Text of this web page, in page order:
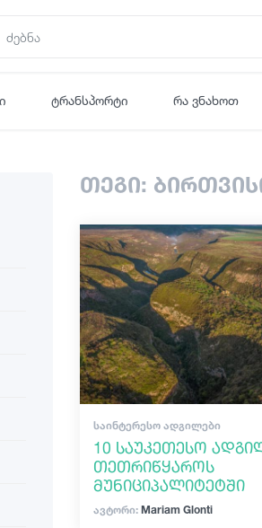
ტრანსპორტი რა ვნახოთ
თეგი:
ᲡᲐᲘᲜᲢᲔᲠᲔᲡᲝ ᲐᲓᲒᲘᲚᲔᲑᲘ
10 საუკეთესო
თეთრიწყაროს
მუნიციპალიტეტში
ავტორი: Mariam Glonti